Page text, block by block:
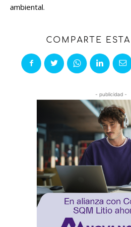
ambiental.
COMPARTE
- publicidad -